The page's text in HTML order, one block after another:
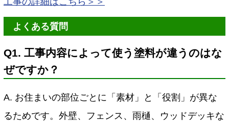
よくある質問
Q1. 工事内容によって使う塗料が違うのはな
ぜですか？
A. お住まいの部位ごとに「素材」と「役割」が異な
るためです。 外壁、フェンス、雨樋、ウッドデッキな